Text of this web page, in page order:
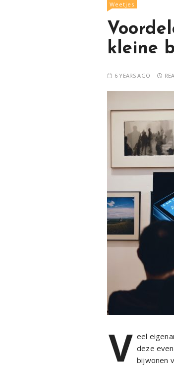
Weetjes
kleine
6 YEARS AGO
V eel
deze
bijwonen